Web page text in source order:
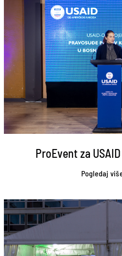
ProEvent za
Pogledaj